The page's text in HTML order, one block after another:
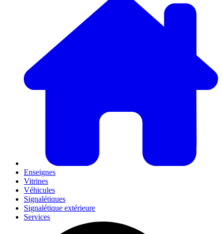
Enseignes
Vitrines
Véhicules
Signalétiques
Signalétique extérieure
Services